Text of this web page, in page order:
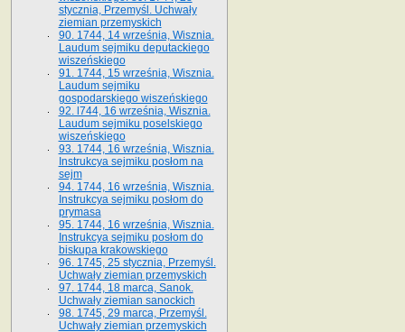
stycznia, Przemyśl. Uchwały
ziemian przemyskich
90. 1744, 14 września, Wisznia.
Laudum sejmiku deputackiego
wiszeńskiego
91. 1744, 15 września, Wisznia.
Laudum sejmiku
gospodarskiego wiszeńskiego
92. l744, 16 września, Wisznia.
Laudum sejmiku poselskiego
wiszeńskiego
93. 1744, 16 września, Wisznia.
Instrukcya sejmiku posłom na
sejm
94. 1744, 16 września, Wisznia.
Instrukcya sejmiku posłom do
prymasa
95. 1744, 16 września, Wisznia.
Instrukcya sejmiku posłom do
biskupa krakowskiego
96. 1745, 25 stycznia, Przemyśl.
Uchwały ziemian przemyskich
97. 1744, 18 marca, Sanok.
Uchwały ziemian sanockich
98. 1745, 29 marca, Przemyśl.
Uchwały ziemian przemyskich